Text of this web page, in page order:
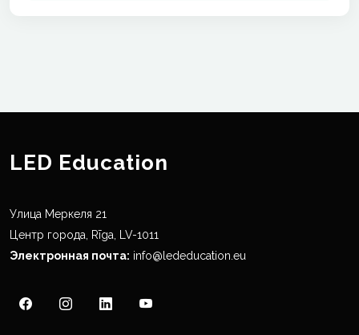
LED Education
Улица Меркеля 21
Центр города, Rīga, LV-1011
Электронная почта: info@lededucation.eu